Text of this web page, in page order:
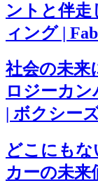
ントと伴
ィング |
社会の未来
ロジーカ
| ボクシー
どこにも
カーの未来